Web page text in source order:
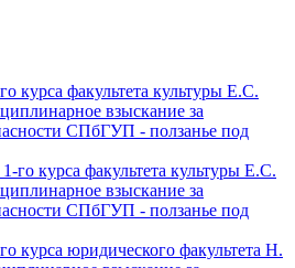
го курса факультета культуры Е.С.
взыскание за
СПбГУП - ползанье под